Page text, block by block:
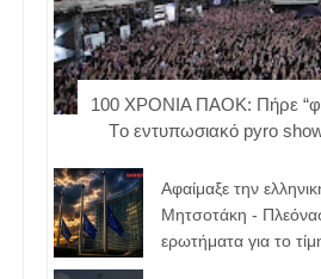
100 ΧΡΟΝΙΑ ΠΑΟΚ: Πήρε
Tο εντυπωσιακό pyro
Αφαίμαξε την
Μητσοτάκη -
ερωτήματα για το